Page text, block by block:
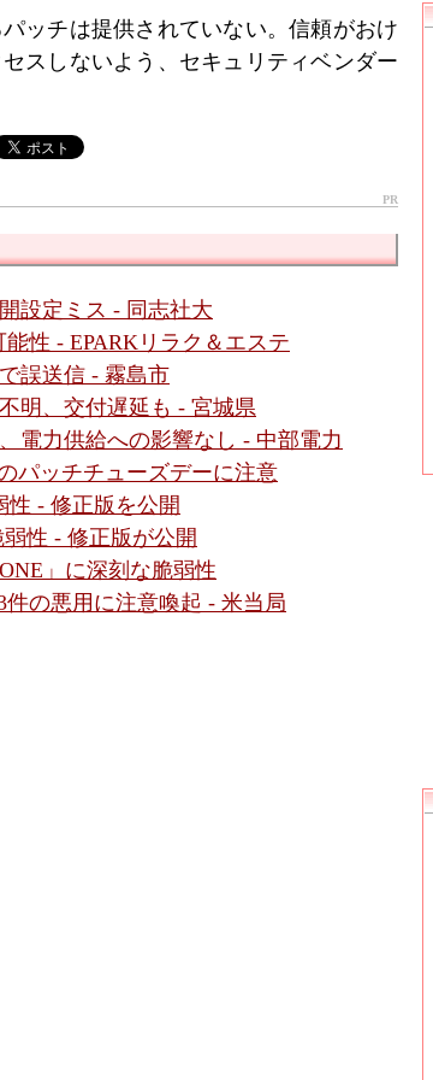
ッチは提供されていない。信頼がおけ
スしないよう、セキュリティベンダー
PR
設定ミス - 同志社大
性 - EPARKリラク＆エステ
誤送信 - 霧島市
明、交付遅延も - 宮城県
電力供給への影響なし - 中部電力
パッチチューズデーに注意
性 - 修正版を公開
弱性 - 修正版が公開
」に深刻な脆弱性
件の悪用に注意喚起 - 米当局